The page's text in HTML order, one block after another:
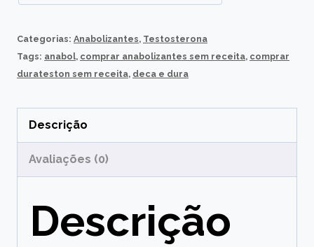
Categorias: Anabolizantes, Testosterona
Tags: anabol, comprar anabolizantes sem receita, comprar
durateston sem receita, deca e dura
Descrição
Avaliações (0)
Descrição